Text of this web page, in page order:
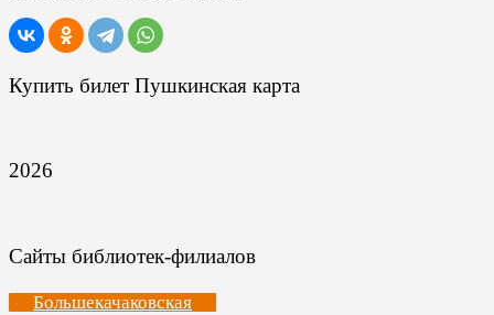
Купить билет Пушкинская карта
2026
Сайты библиотек-филиалов
Большекачаковская